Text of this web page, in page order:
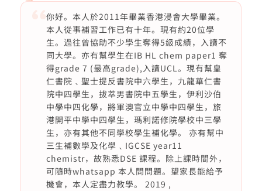
你好。本人於2011年畢業香港浸會大學畢業。
本人從事補習工作已有十年。現有約20位學
生。過往曾協助不少學生奪得5級成績，入讀不
同大學。亦有幫學生在IB HL chem paper1 奪
得grade 7 (最高grade),入讀UCL。現有幫皇
仁書院﹑聖士提反書院中六學生，九龍華仁書
院中四學生，拔萃男書院中五學生，伊利沙伯
中學中四化學，將軍澳官立中學中四學生，旅
港開平中學中四學生，瑪利諾修院學校中三學
生，亦有其他不同學校學生補化學。 亦有幫中
三生補數學及化學﹑IGCSE year11
chemistr，故熟悉DSE 課程。除上課時間外，
可隨時whatsapp 本人問問題。望家長能給予
機會，本人定盡力教學。 2019 ,